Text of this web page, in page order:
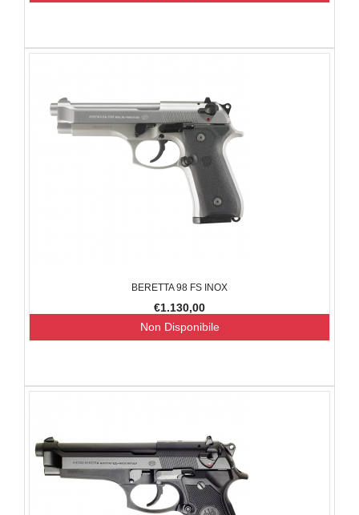
BERETTA 98 FS INOX
€1.130,00
Non Disponibile